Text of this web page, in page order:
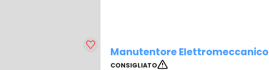
Manutentore Elettromeccanico
CONSIGLIATO